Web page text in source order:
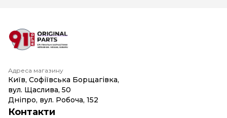
Адреса магазину
Київ, Софіївська Борщагівка,
вул. Щаслива, 50
Дніпро, вул. Робоча, 152
Контакти